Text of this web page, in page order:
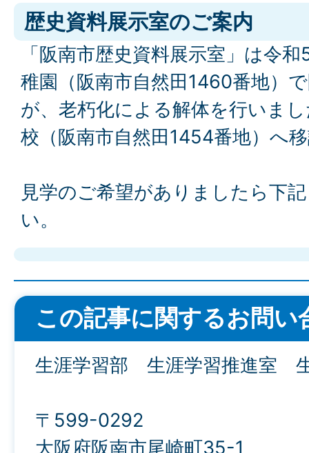
歴史資料展示室のご案内
「阪南市歴史資料展示室」は令
稚園（阪南市自然田1460番地）
が、老朽化による解体を行いま
校（阪南市自然田1454番地）へ
見学のご希望がありましたら下
い。
この記事に関するお問い
生涯学習部 生涯学習推進室
〒599-0292
大阪府阪南市尾崎町35-1